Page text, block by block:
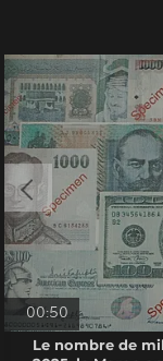
00:50
Le nombre de